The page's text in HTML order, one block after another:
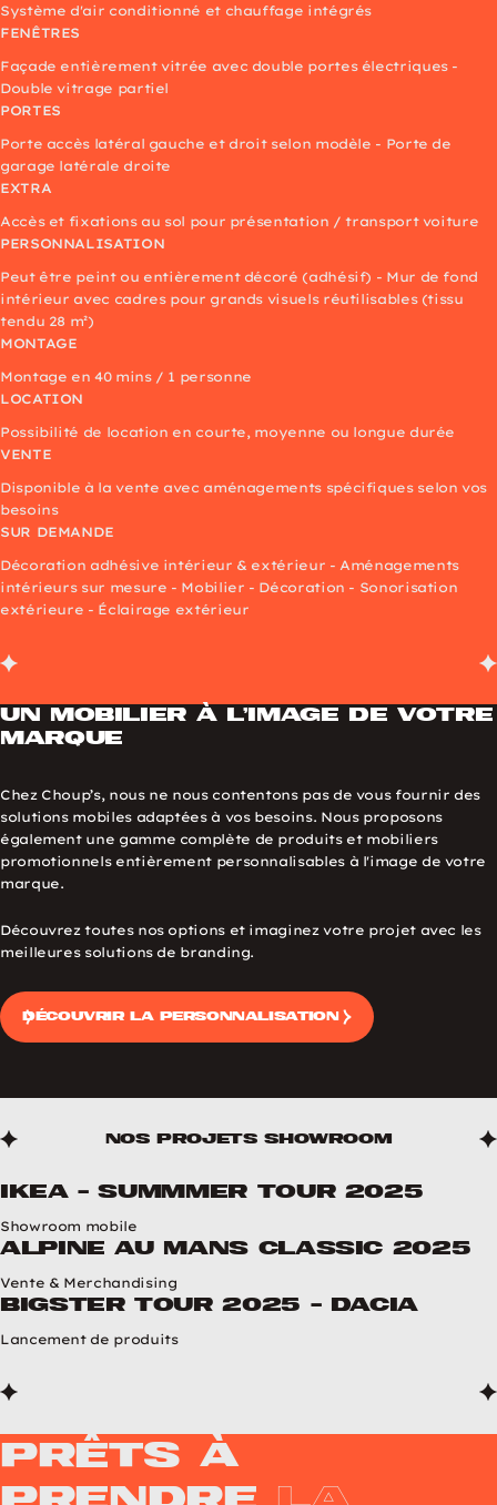
Système d'air conditionné et chauffage intégrés
FENÊTRES
Façade entièrement vitrée avec double portes électriques -
Double vitrage partiel
PORTES
Porte accès latéral gauche et droit selon modèle - Porte de
garage latérale droite
EXTRA
Accès et fixations au sol pour présentation / transport voiture
PERSONNALISATION
Peut être peint ou entièrement décoré (adhésif) - Mur de fond
intérieur avec cadres pour grands visuels réutilisables (tissu
tendu 28 m²)
MONTAGE
Montage en 40 mins / 1 personne
LOCATION
Possibilité de location en courte, moyenne ou longue durée
VENTE
Disponible à la vente avec aménagements spécifiques selon vos
besoins
SUR DEMANDE
Décoration adhésive intérieur & extérieur - Aménagements
intérieurs sur mesure - Mobilier - Décoration - Sonorisation
extérieure - Éclairage extérieur
Un mobilier à l’image de votre
marque
Chez Choup’s, nous ne nous contentons pas de vous fournir des
solutions mobiles adaptées à vos besoins. Nous proposons
également une gamme complète de produits et mobiliers
promotionnels entièrement personnalisables à l'image de votre
marque.
Découvrez toutes nos options et imaginez votre projet avec les
meilleures solutions de branding.
Découvrir la personnalisation
Nos projets ShowRoom
IKEA - SUMMMER TOUR 2025
Showroom mobile
Solutions étendues
Alpine au Mans classic 2025
Vente & Merchandising
Solutions étendues
Bigster Tour 2025 - DACIA
Lancement de produits
Solutions étendues
Prêts à